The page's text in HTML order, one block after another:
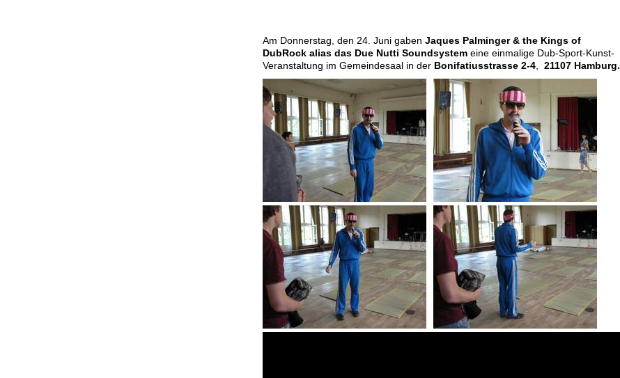
Am Donnerstag, den 24. Juni gaben Jaques Palminger & the Kings of
DubRock alias das Due Nutti Soundsystem eine einmalige Dub-Sport-Kunst-
Veranstaltung im Gemeindesaal in der Bonifatiusstrasse 2-4 21107 Hamburg.